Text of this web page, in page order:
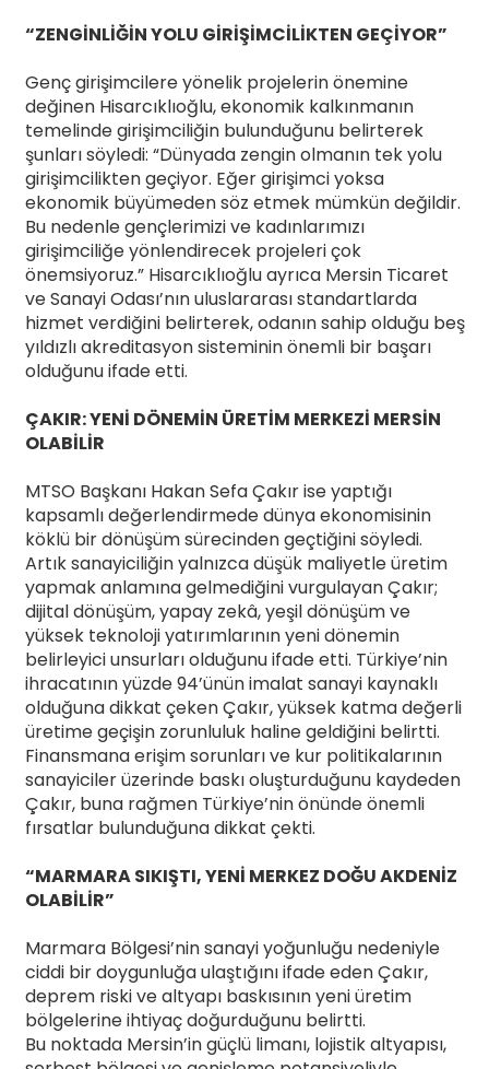
“ZENGİNLİĞİN YOLU GİRİŞİMCİLİKTEN GEÇİYOR”
Genç girişimcilere yönelik projelerin önemine
değinen Hisarcıklıoğlu, ekonomik kalkınmanın
temelinde girişimciliğin bulunduğunu belirterek
şunları söyledi: “Dünyada zengin olmanın tek yolu
girişimcilikten geçiyor. Eğer girişimci yoksa
ekonomik büyümeden söz etmek mümkün değildir.
Bu nedenle gençlerimizi ve kadınlarımızı
girişimciliğe yönlendirecek projeleri çok
önemsiyoruz.” Hisarcıklıoğlu ayrıca Mersin Ticaret
ve Sanayi Odası’nın uluslararası standartlarda
hizmet verdiğini belirterek, odanın sahip olduğu beş
yıldızlı akreditasyon sisteminin önemli bir başarı
olduğunu ifade etti.
ÇAKIR: YENİ DÖNEMİN ÜRETİM MERKEZİ MERSİN
OLABİLİR
MTSO Başkanı Hakan Sefa Çakır ise yaptığı
kapsamlı değerlendirmede dünya ekonomisinin
köklü bir dönüşüm sürecinden geçtiğini söyledi.
Artık sanayiciliğin yalnızca düşük maliyetle üretim
yapmak anlamına gelmediğini vurgulayan Çakır;
dijital dönüşüm, yapay zekâ, yeşil dönüşüm ve
yüksek teknoloji yatırımlarının yeni dönemin
belirleyici unsurları olduğunu ifade etti. Türkiye’nin
ihracatının yüzde 94’ünün imalat sanayi kaynaklı
olduğuna dikkat çeken Çakır, yüksek katma değerli
üretime geçişin zorunluluk haline geldiğini belirtti.
Finansmana erişim sorunları ve kur politikalarının
sanayiciler üzerinde baskı oluşturduğunu kaydeden
Çakır, buna rağmen Türkiye’nin önünde önemli
fırsatlar bulunduğuna dikkat çekti.
“MARMARA SIKIŞTI, YENİ MERKEZ DOĞU AKDENİZ
OLABİLİR”
Marmara Bölgesi’nin sanayi yoğunluğu nedeniyle
ciddi bir doygunluğa ulaştığını ifade eden Çakır,
deprem riski ve altyapı baskısının yeni üretim
bölgelerine ihtiyaç doğurduğunu belirtti.
Bu noktada Mersin’in güçlü limanı, lojistik altyapısı,